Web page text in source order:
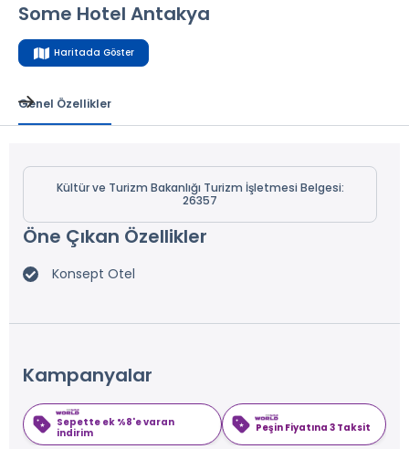
Some Hotel Antakya
Haritada Göster
Genel Özellikler
Kültür ve Turizm Bakanlığı Turizm İşletmesi Belgesi:
26357
Öne Çıkan Özellikler
Konsept Otel
Kampanyalar
Sepette ek %8'e varan
indirim
Peşin Fiyatına 3 Taksit